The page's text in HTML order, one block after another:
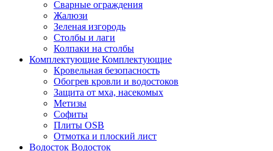
Сварные ограждения
Жалюзи
Зеленая изгородь
Столбы и лаги
Колпаки на столбы
Комплектующие Комплектующие
Кровельная безопасность
Обогрев кровли и водостоков
Защита от мха, насекомых
Метизы
Софиты
Плиты OSB
Отмотка и плоский лист
Водосток Водосток